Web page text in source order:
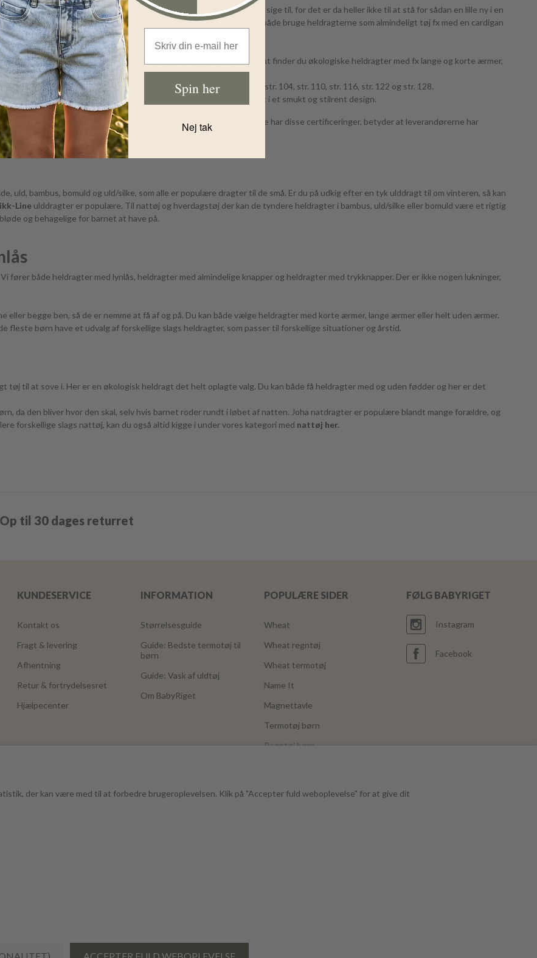
der kan være med til at forbedre brugeroplevelsen. Klik på "Accepter fuld weboplevelse" for at give dit
tøj, når baby har meldt sin ankomst. Og det er der vel ikke noget at sige til, for det er da heller ikke til at stå for sådan en lille ny i en
søde er heldragter også behagelige og super praktiske. Du kan både bruge heldragterne som almindeligt tøj fx med en cardigan
forskellige mærker somMarMar
. I vores sortiment finder du økologiske heldragter med fx lange og korte ærmer,
for enhver smag.
str. 50, str. 56, str. 62, str. 68, str. 74, str. 80, str. 86, str. 92, str. 98, str. 104, str. 110, str. 116, str. 122 og str. 128.
som de laver, mens MarMar heldragt er en mere enkel dragt i et smukt og stilrent design.
Oekotex 100-certificeret samt GOTS-certificeret. At heldragterne har disse certificeringer, betyder at leverandørerne har
dit barn undgår unødig kemi.
uld, bambus, bomuld og uld/silke, som alle er populære dragter til de små. Er du på udkig efter en tyk ulddragt til om vinteren, så kan
Line ulddragter er populære. Til nattøj og hverdagstøj der kan de tyndere heldragter i bambus, uld/silke eller bomuld være et rigtig
og behagelige for barnet at have på.
fører både heldragter med lynlås, heldragter med almindelige knapper og heldragter med trykknapper. Der er ikke nogen lukninger,
begge ben, så de er nemme at få af og på. Du kan både vælge heldragter med korte ærmer, lange ærmer eller helt uden ærmer.
fleste børn have et udvalg af forskellige slags heldragter, som passer til forskellige situationer og årstid.
tøj til at sove i. Her er en økologisk heldragt det helt oplagte valg. Du kan både få heldragter med og uden fødder og her er det
da den bliver hvor den skal, selv hvis barnet roder rundt i løbet af natten. Joha natdragter er populære blandt mange forældre, og
forskellige slags nattøj, kan du også altid kigge i under vores kategori med nattøj her.
Op til 30 dages returret
KUNDESERVICE
Kontakt os
Fragt & levering
Afhentning
Retur & fortrydelsesret
Hjælpecenter
INFORMATION
Størrelsesguide
Guide: Bedste termotøj til
børn
Guide: Vask af uldtøj
Om BabyRiget
POPULÆRE SIDER
Wheat
Wheat regntøj
Wheat termotøj
Name It
Magnettavle
Termotøj børn
Regntøj børn
FØLG BABYRIGET
Instagram
Facebook
Spin her
Nej tak